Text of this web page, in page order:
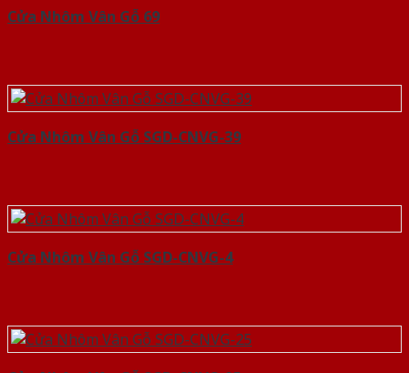
Cửa Nhôm Vân Gỗ 69
Cửa Nhôm Vân Gỗ SGD-CNVG-39
Cửa Nhôm Vân Gỗ SGD-CNVG-4